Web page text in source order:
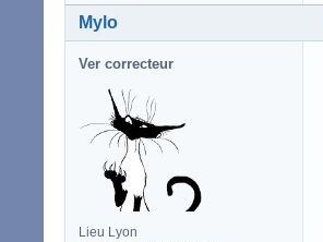
Mylo
Ver correcteur
Lieu Lyon